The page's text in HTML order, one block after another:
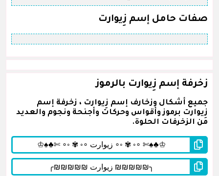
صفات حامل إسم زِيوارت
زخرفة إسم زِيوارت بالرموز
جميع أشكال وزخارف إسم زِيوارت ، زخرفة إسم
زِيوارت برموز وأقواس وحركات وأجنحة ونجوم والعديد
من الزخرفات الحلوة.